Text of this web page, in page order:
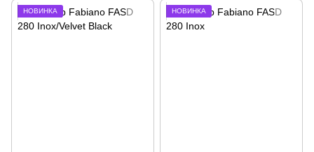
НОВИНКА НОВИНКА